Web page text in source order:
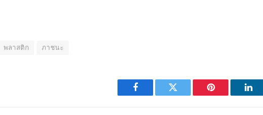
พลาสติก ภาชนะ
Facebook Twitter Pinterest